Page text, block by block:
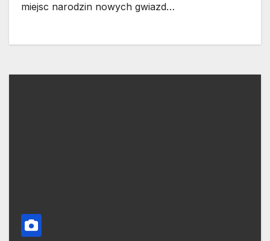
miejsc narodzin nowych gwiazd…